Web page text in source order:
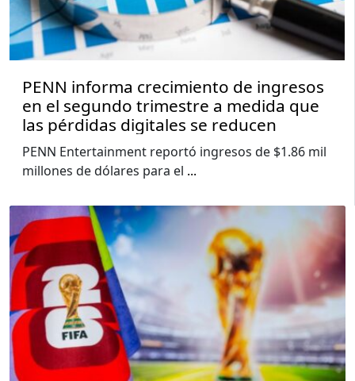
PENN informa crecimiento de ingresos
en el segundo trimestre a medida que
las pérdidas digitales se reducen
PENN Entertainment reportó ingresos de $1.86 mil
millones de dólares para el ...